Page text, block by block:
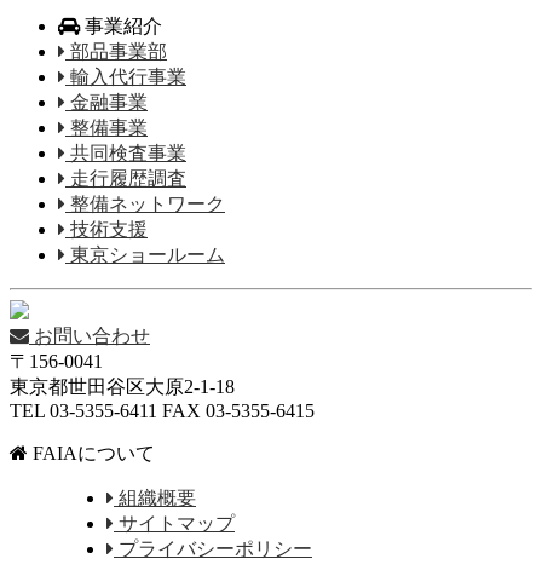
事業紹介
部品事業部
輸入代行事業
金融事業
整備事業
共同検査事業
走行履歴調査
整備ネットワーク
技術支援
東京ショールーム
お問い合わせ
〒156-0041
東京都世田谷区大原2-1-18
TEL 03-5355-6411 FAX 03-5355-6415
FAIAについて
組織概要
サイトマップ
プライバシーポリシー